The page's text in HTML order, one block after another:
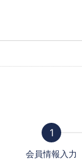
会員情報入力